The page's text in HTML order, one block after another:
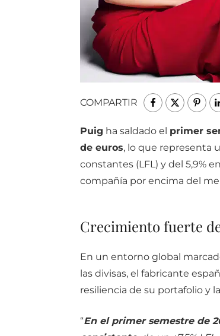
COMPARTIR
Puig ha saldado el primer
de euros, lo que representa
constantes (LFL) y del 5,9%
compañía por encima del
Crecimiento fuerte
En un entorno global
las divisas, el fabricante
resiliencia de su portafolio y
“En el primer semestre de